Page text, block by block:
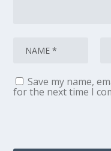
Save my name,
for the next time I